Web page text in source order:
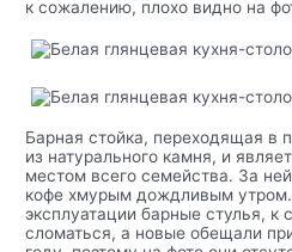
к сожалению, плохо видно на
Барная стойка, переходящая в
из натурального камня, и
местом всего семейства. За
кофе хмурым дождливым утром.
эксплуатации барные стулья,
сломаться, а новые обещали